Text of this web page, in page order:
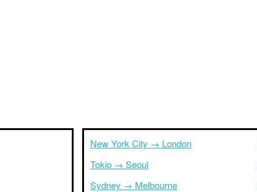
New York City → London
Tokio → Seoul
Sydney → Melbourne